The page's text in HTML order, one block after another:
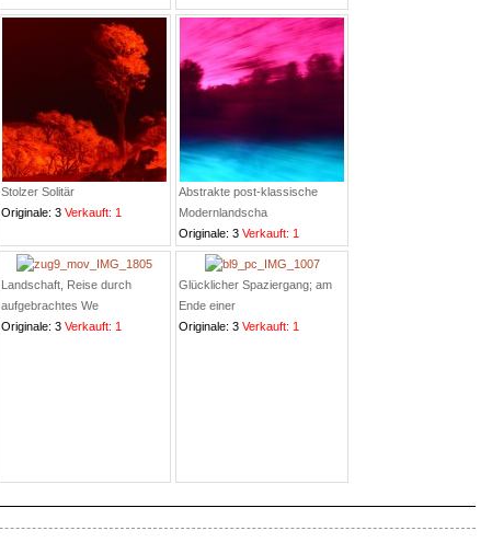
Stolzer Solitär
Originale: 3 Verkauft: 1
Abstrakte post-klassische
Modernlandscha
Originale: 3 Verkauft: 1
Landschaft, Reise durch
aufgebrachtes We
Originale: 3 Verkauft: 1
Glücklicher Spaziergang; am
Ende einer
Originale: 3 Verkauft: 1